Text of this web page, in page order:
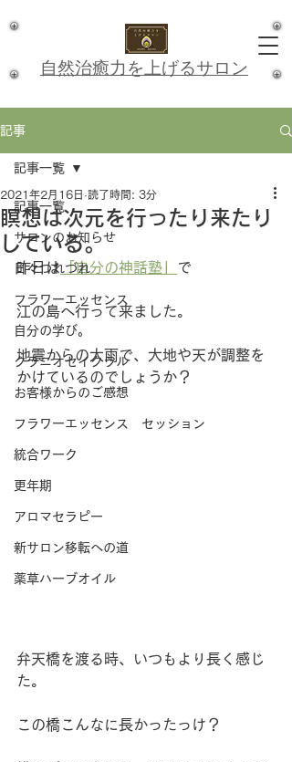
​自然治癒力を上げるサロン
記事
記事一覧
サロンのお知らせ
日々つれづれ
フラワーエッセンス
自分の学び。
クラニオセイクラル
お客様からのご感想
フラワーエッセンス セッション
統合ワーク
更年期
アロマセラピー
新サロン移転への道
薬草ハーブオイル
記事一覧
瞑想は次元を行ったり来たり
している。
2021年2月16日 読了時間: 3分
昨日は「自分の神話塾」 で
江の島へ行って来ました。
地震からの大雨で、大地や天が調整を
かけているのでしょうか？
弁天橋を渡る時、いつもより長く感じ
た。
この橋こんなに長かったっけ？